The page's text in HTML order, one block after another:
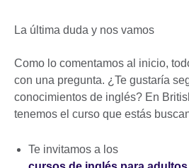
La última duda y nos vamos
Como lo comentamos al inicio,
con una pregunta. ¿Te gustaría
conocimientos de inglés? En
tenemos el curso que estás
Te invitamos a los